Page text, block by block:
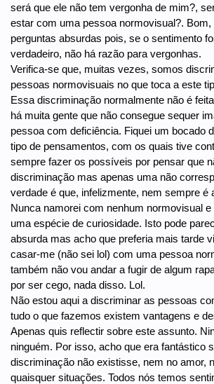
será que ele não tem vergonha de mim?,
estar com uma pessoa normovisual?.
perguntas absurdas pois, se o sentimento
verdadeiro, não há razão para vergonhas.
Verifica-se que, muitas vezes, somos
pessoas normovisuais no que toca a este
Essa discriminação normalmente não é
há muita gente que não consegue sequer
pessoa com deficiência. Fiquei um bocado
tipo de pensamentos, com os quais tive
sempre fazer os possíveis por pensar que
discriminação mas apenas uma não
verdade é que, infelizmente, nem sempre é
Nunca namorei com nenhum normovisual
uma espécie de curiosidade. Isto pode
absurda mas acho que preferia mais tarde
casar-me (não sei lol) com uma pessoa
também não vou andar a fugir de algum
por ser cego, nada disso. Lol.
Não estou aqui a discriminar as pessoas
tudo o que fazemos existem vantagens e
Apenas quis reflectir sobre este assunto.
ninguém. Por isso, acho que era fantástico
discriminação não existisse, nem no amor,
quaisquer situações. Todos nós temos